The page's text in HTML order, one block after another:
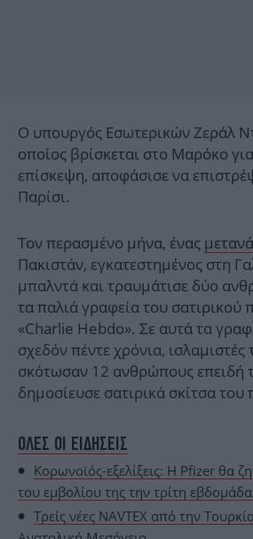
Ο υπουργός Εσωτερικών Ζεράλ
οποίος βρίσκεται στο Μαρόκο
επίσκεψη, αποφάσισε να
Παρίσι.
Τον περασμένο μήνα, ένας
Πακιστάν, εγκατεστημένος στη
μπαλντά και τραυμάτισε δύο
τα παλιά γραφεία του σατιρικού
«Charlie Hebdo». Σε αυτά τα
σχεδόν πέντε χρόνια,
σκότωσαν 12 ανθρώπους επειδή
δημοσίευσε σατιρικά σκίτσα
ΟΛΕΣ ΟΙ ΕΙΔΗΣΕΙΣ
Κορωνοϊός-εξελίξεις: H Pfizer θα
του εμβολίου της την τρίτη
Τρείς νέες NAVTEX από την